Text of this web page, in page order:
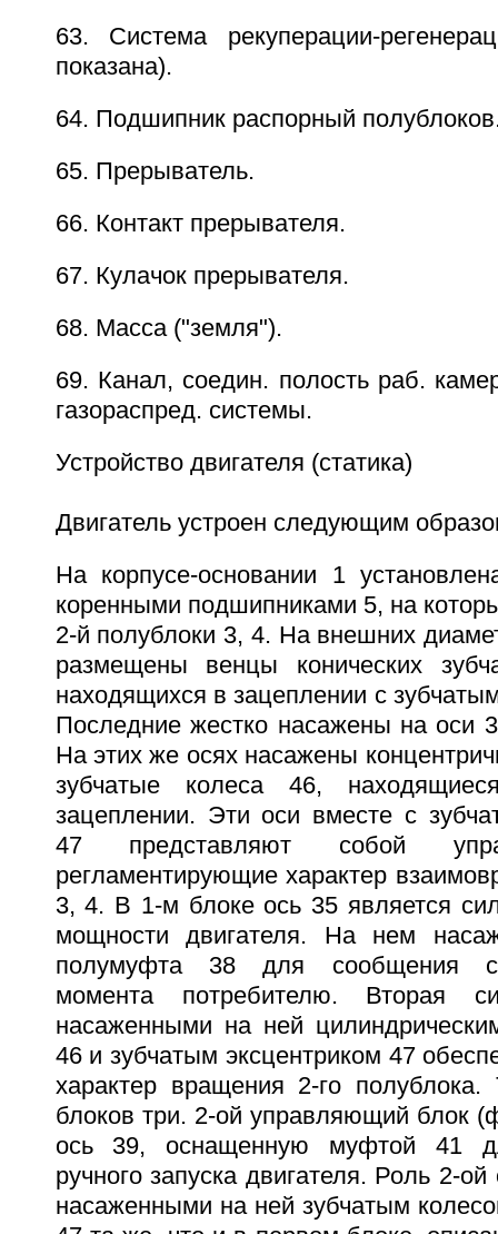
63. Система рекуперации-
показана).
64. Подшипник распорный
65. Прерыватель.
66. Контакт прерывателя.
67. Кулачок прерывателя.
68. Масса ("земля").
69. Канал, соедин. полость раб.
газораспред. системы.
Устройство двигателя (статика)
Двигатель устроен следующим
На корпусе-основании 1
коренными подшипниками 5, на
2-й полублоки 3, 4. На внешних
размещены венцы конических
находящихся в зацеплении с
Последние жестко насажены на оси
На этих же осях насажены
зубчатые колеса 46,
зацеплении. Эти оси вместе с
47 представляют собой
регламентирующие характер
3, 4. В 1-м блоке ось 35 является
мощности двигателя. На нем
полумуфта 38 для сообщения
момента потребителю. Вторая
насаженными на ней
46 и зубчатым эксцентриком 47
характер вращения 2-го
блоков три. 2-ой управляющий блок
ось 39, оснащенную муфтой 41
ручного запуска двигателя. Роль 2-
насаженными на ней зубчатым